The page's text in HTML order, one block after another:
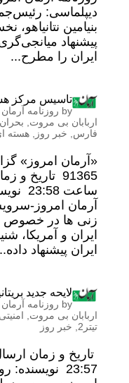
دیپلماسی:
بنیامین نتانیاهو،
پیشنهاد
ایران را مطرح...
تاسیس مرکز
by روزنامه آرمان
اربابان بی مروت
فارس
خبر روز هسته
«آرمان امروز»
ساعت
آرمان امروز-
زنی ها در خصوص
ایران و آمریکا،
ایران پیشنهاد
لایحه جدید
by روزنامه آرمان
اربابان بی مروت
تیتر2
خبر روز
23:57